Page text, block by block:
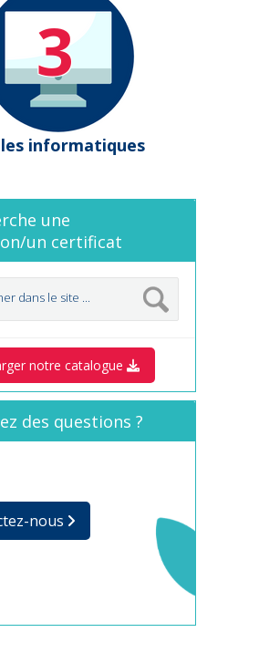
3
informatiques
une
un certificat
notre catalogue
des questions ?
nous